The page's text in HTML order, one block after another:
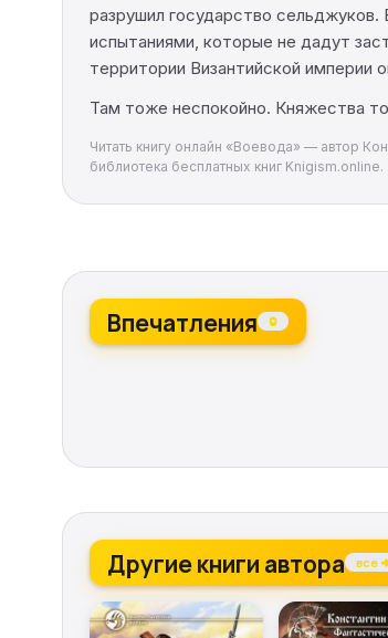
разрушил государство
испытаниями, которые не дадут
территории Византийской империи
Там тоже неспокойно. Княжества
Читать книгу онлайн «Воевода» — автор
библиотека бесплатных книг Knigism.online.
Впечатления 0
Другие книги автора все